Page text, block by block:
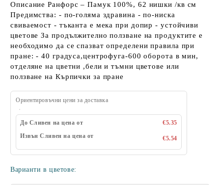
Описание Ранфорс – Памук 100%, 62 нишки /кв см
Предимства: - по-голяма здравина - по-ниска
свиваемост - тъканта е мека при допир - устойчиви
цветове За продължително ползване на продуктите е
необходимо да се спазват определени правила при
пране: - 40 градуса,центрофуга-600 оборота в мин,
отделяне на цветни ,бели и тъмни цветове или
ползване на Кърпички за пране
Ориентировъчни цени за доставка
До Сливен на цена от
€5.35
Извън Сливен на цена от
€5.54
Варианти в цветове: